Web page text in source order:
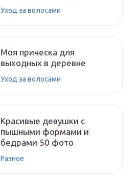
Уход за волосами
Моя прическа для
выходных в деревне
Уход за волосами
Красивые девушки с
пышными формами и
бедрами 50 фото
Разное